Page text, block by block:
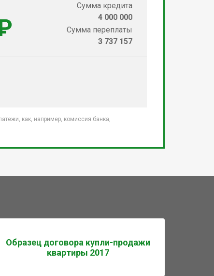
Сумма кредита
4 000 000
Сумма переплаты
3 737 157
как, например, комиссия банка,
Образец договора купли-продажи
квартиры 2017